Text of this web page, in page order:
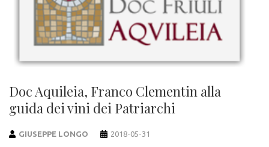
Doc Aquileia, Franco Clementin alla
guida dei vini dei Patriarchi
GIUSEPPE LONGO 2018-05-31